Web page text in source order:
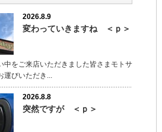
2026.8.9
変わっていきますね ＜ｐ＞
中をご来店いただきました皆さまモトサ
運びいただき...
2026.8.8
突然ですが ＜ｐ＞